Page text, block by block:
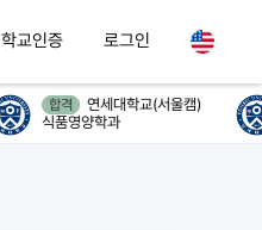
학교인증 로그인
합격
연세대학교(서울캠)
식품영양학과